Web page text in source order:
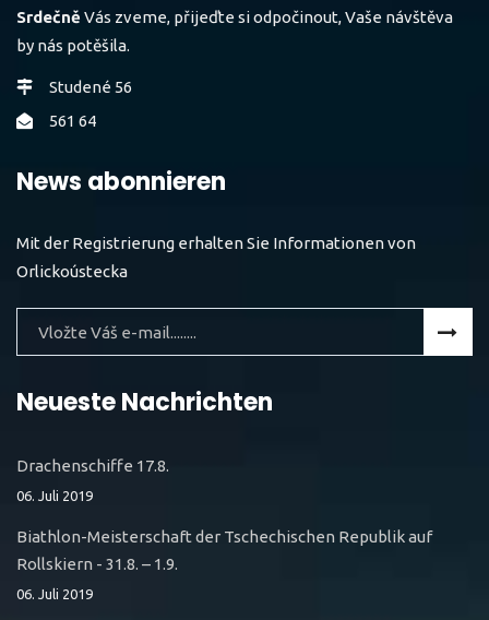
Srdečně Vás zveme, přijeďte si odpočinout, Vaše návštěva
by nás potěšila.
Studené 56
561 64
News abonnieren
Mit der Registrierung erhalten Sie Informationen von
Orlickoústecka
Neueste Nachrichten
Drachenschiffe 17.8.
06. Juli 2019
Biathlon-Meisterschaft der Tschechischen Republik auf
Rollskiern - 31.8. – 1.9.
06. Juli 2019